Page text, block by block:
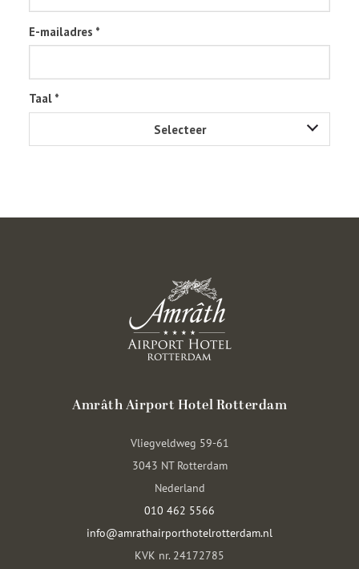
Amrâth Airport Hotel Rotterdam
Vliegveldweg 59-61
3043 NT Rotterdam
Nederland
010 462 5566
info@amrathairporthotelrotterdam.nl
KVK nr. 24172785